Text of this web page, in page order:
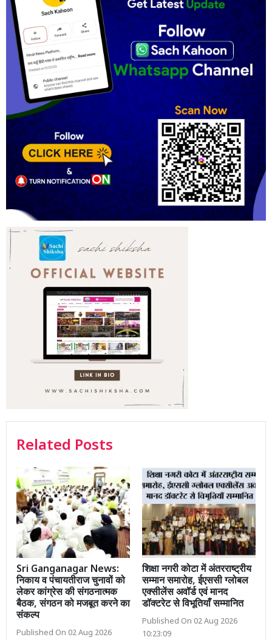
Related Posts
Sri Ganganagar News:
निकाय व पंचायतीराज चुनावों को
लेकर कांग्रेस की संगठनात्मक
बैठक, संगठन को मजबूत करने का
संकल्प
Published On 02 Aug 2026
शिक्षा नगरी कोटा में अंतरराष्ट्रीय
सम्मान समारोह, ईएससी ग्लोबल
एक्सीलेंस अवॉर्ड एवं मानद
डॉक्टरेट से विभूतियाँ सम्मानित
Published On 02 Aug 2026
10:23:09